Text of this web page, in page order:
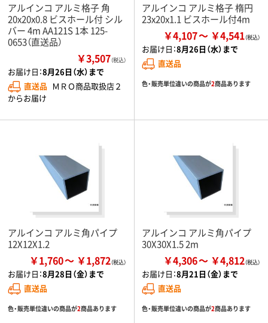
アルインコ アルミ格子 角
20x20x0.8 ビスホール付 シル
バー 4m AA121S 1本 125-
0653（直送品）
￥3,507（税込）
お届け日：8月26日（水）まで
直送品 ＭＲＯ商品取扱店２
からお届け
アルインコ アルミ格子 楕円
23x20x1.1 ビスホール付4m
￥4,107 ￥4,541
お届け日：8月26日（水）まで
直送品
色・販売単位違いの商品が2商品あります
アルインコ アルミ角パイプ
12X12X1.2
￥1,760 ￥1,872
お届け日：8月28日（金）まで
直送品
色・販売単位違いの商品が2商品あります
アルインコ アルミ角パイプ
30X30X1.5 2m
￥4,306 ￥4,812
お届け日：8月21日（金）まで
直送品
色・販売単位違いの商品が2商品あります